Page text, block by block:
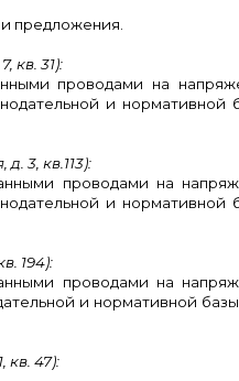
предложения.
кв. 31):
проводами на
и
3, кв.113):
проводами на
и
194):
проводами на
и нормативной
кв. 47):